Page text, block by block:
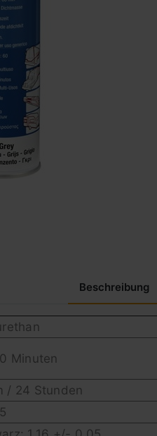
Beschreibung
Minuten
/ 24 Stunden